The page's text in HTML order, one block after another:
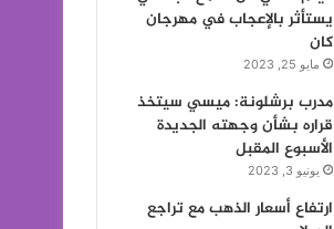
يستأثر بالإعجاب في مهرجان
كان
مايو 25, 2023
مدرب برشلونة: ميسي سيتخذ
قراره بشأن وجهته الجديدة
الأسبوع المقبل
يونيو 3, 2023
ارتفاع أسعار الذهب مع تراجع